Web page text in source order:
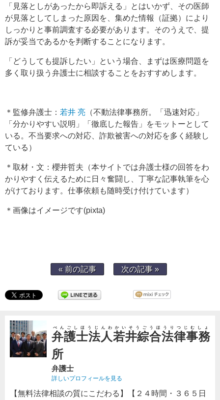
「見落としがあったから即訴える」とはいかず、その医師
が見落としてしまった原因を、集めた情報（証拠）により
しっかりと事前調査する必要があります。そのうえで、提
訴が妥当であるかを判断することになります。
「どうしても提訴したい」という場合、まずは医療問題を
多く取り扱う弁護士に相談することをおすすめします。
＊監修弁護士： 若井 亮 （不動法律事務所。「迅速対応」
「分かりやすい説明」「徹底した報告」をモットーとして
いる。不当要求への対応、詐欺被害への対応を多く経験し
ている）
＊取材・文：櫻井哲夫（本サイトでは弁護士様の回答をわ
かりやすく伝えるために日々奮闘し、丁寧な記事執筆を心
がけております。仕事依頼も随時受け付けています）
＊画像はイメージです(pixta)
« 前の記事 次の記事 »
弁護士法人若井綜合法律事務
所
べんごしほうじんわかいそうごうほうりつじむしょ
弁護士
詳しいプロフィールを見る
【無料法律相談の質にこだわる】【２４時間・３６５日